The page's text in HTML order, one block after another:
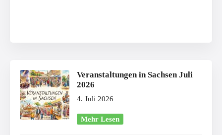
Veranstaltungen in Sachsen Juli
2026
4. Juli 2026
Mehr Lesen